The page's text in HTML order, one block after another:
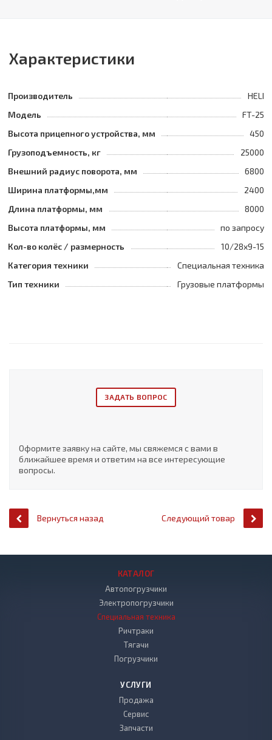
Характеристики
Производитель
HELI
Модель
FT-25
Высота прицепного устройства, мм
450
Грузоподъемность, кг
25000
Внешний радиус поворота, мм
6800
Ширина платформы,мм
2400
Длина платформы, мм
8000
Высота платформы, мм
по запросу
Кол-во колёс / размерность
10/28x9-15
Категория техники
Специальная техника
Тип техники
Грузовые платформы
ЗАДАТЬ ВОПРОС
Оформите заявку на сайте, мы свяжемся с вами в
ближайшее время и ответим на все интересующие
вопросы.
Вернуться назад Следующий товар
КАТАЛОГ
Автопогрузчики
Электропогрузчики
Специальная техника
Ричтраки
Тягачи
Погрузчики
УСЛУГИ
Продажа
Сервис
Запчасти